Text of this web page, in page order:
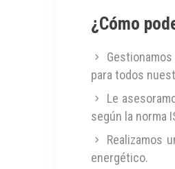
¿Cómo
para todos
Le
según la norma
Realizamos
energético.